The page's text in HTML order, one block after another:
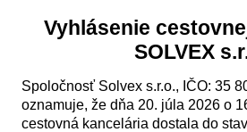
Vyhlásenie
SOLVEX
Spoločnosť Solvex s.r.o., IČO: 35
oznamuje, že dňa 20. júla 2026 o
cestovná kancelária dostala do